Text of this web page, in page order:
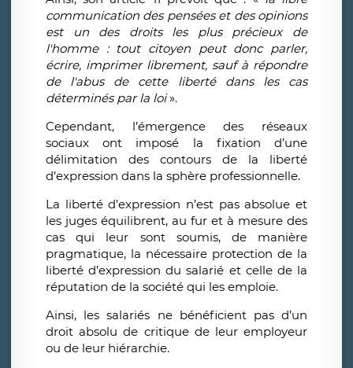
communication des pensées et des opinions
est un des droits les plus précieux de
l'homme : tout citoyen peut donc parler,
écrire, imprimer librement, sauf à répondre
de l'abus de cette liberté dans les cas
déterminés par la loi».
Cependant, l’émergence des réseaux
sociaux ont imposé la fixation d’une
délimitation des contours de la liberté
d’expression dans la sphère professionnelle.
La liberté d’expression n’est pas absolue et
les juges équilibrent, au fur et à mesure des
cas qui leur sont soumis, de manière
pragmatique, la nécessaire protection de la
liberté d’expression du salarié et celle de la
réputation de la société qui les emploie.
Ainsi, les salariés ne bénéficient pas d’un
droit absolu de critique de leur employeur
ou de leur hiérarchie.